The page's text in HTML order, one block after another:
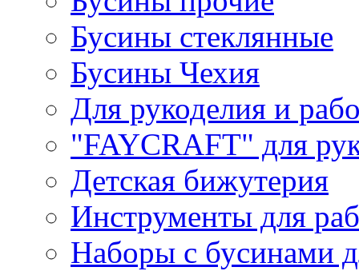
Бусины стеклянные
Бусины Чехия
Для рукоделия и
"FAYCRAFT" для
Детская бижутерия
Инструменты для
Наборы с бусинами